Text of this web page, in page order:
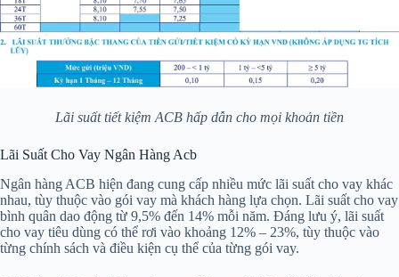
Lãi suất tiết kiệm ACB hấp dẫn cho mọi khoản tiền
Lãi Suất Cho Vay Ngân Hàng Acb
Ngân hàng ACB hiện đang cung cấp nhiều mức lãi suất cho vay khác
nhau, tùy thuộc vào gói vay mà khách hàng lựa chọn. Lãi suất cho vay
bình quân dao động từ 9,5% đến 14% mỗi năm. Đáng lưu ý, lãi suất
cho vay tiêu dùng có thể rơi vào khoảng 12% – 23%, tùy thuộc vào
từng chính sách và điều kiện cụ thể của từng gói vay.